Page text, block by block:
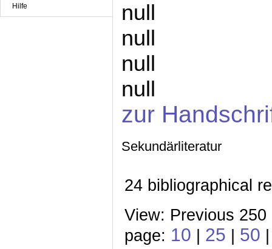
Hilfe
null
null
null
null
zur
Sekundärliteratur
24 bibliographical
View: Previous
page: 10 | 25 | 50